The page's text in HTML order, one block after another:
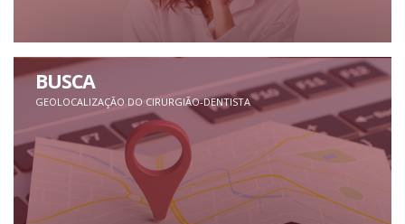
BUSCA
GEOLOCALIZAÇÃO DO CIRURGIÃO-DENTISTA